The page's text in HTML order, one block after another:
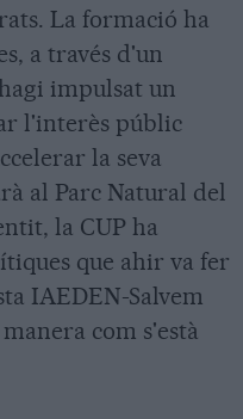
La formació ha
a través d'un
impulsat un
l'interès públic
la seva
al Parc Natural del
la CUP ha
que ahir va fer
IAEDEN-Salvem
com s'està